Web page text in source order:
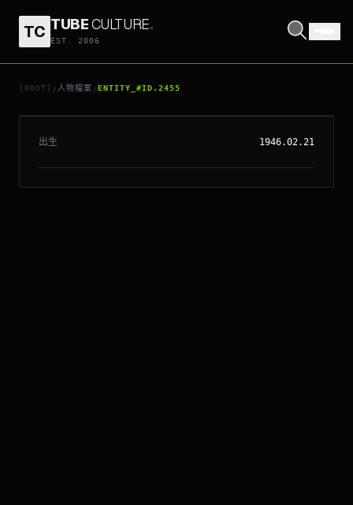
TC TUBECULTURE.
EST. 2006
[ROOT] / 人物檔案 /ENTITY_#ID.2455
// ENTITY_#ID.2455
安東尼丹尼爾斯
出生 1946.02.21